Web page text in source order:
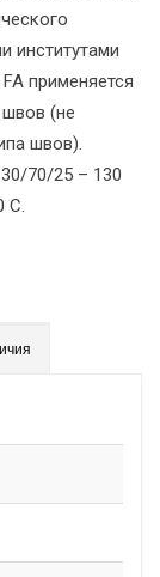
институтами
применяется
(не
швов).
70/25 – 130
С.